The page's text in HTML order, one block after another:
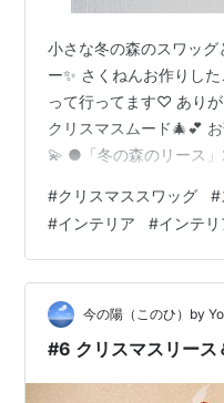
小さな冬の森のスワッ
ー✨ さくねんお作りし
って行ってます♡ あり
クリスマスムード🎄💕
💫 ●「冬の森のリース
の森のバスケット」
https://
https://
星ポスターも⭐️🌟 冬の
#クリスマススワッグ #
#インテリア #インテ
今の陽（このひ）by
#6 クリスマスリース